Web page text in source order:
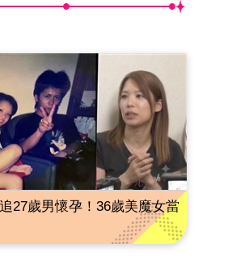
27歲男懷孕！36歲美魔女當